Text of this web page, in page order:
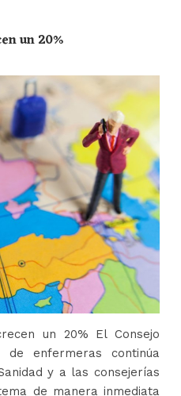
un 20%
un 20% El Consejo
enfermeras continúa
y a las consejerías
de manera inmediata